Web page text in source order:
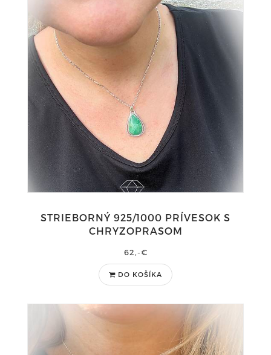
STRIEBORNÝ 925/1000 PRÍVESOK S
CHRYZOPRASOM
62,-€
DO KOŠÍKA